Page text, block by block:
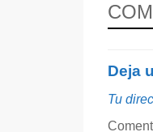
Deja
Tu